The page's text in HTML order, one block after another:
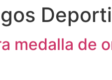
medalla de